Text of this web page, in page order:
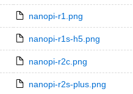
nanopi-r1.png
nanopi-r1s-h5.png
nanopi-r2c.png
nanopi-r2s-plus.png